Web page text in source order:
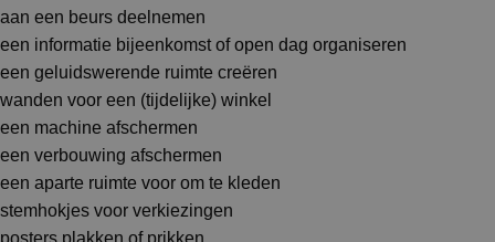
aan een beurs deelnemen
een informatie bijeenkomst of open dag organiseren
een geluidswerende ruimte creëren
wanden voor een (tijdelijke) winkel
een machine afschermen
een verbouwing afschermen
een aparte ruimte voor om te kleden
stemhokjes voor verkiezingen
posters plakken of prikken